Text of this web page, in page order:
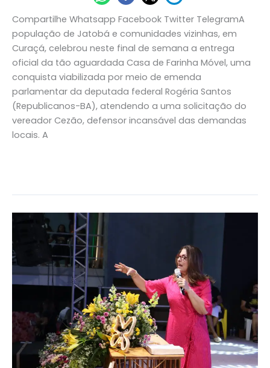
Compartilhe Whatsapp Facebook Twitter TelegramA
população de Jatobá e comunidades vizinhas, em
Curaçá, celebrou neste final de semana a entrega
oficial da tão aguardada Casa de Farinha Móvel, uma
conquista viabilizada por meio de emenda
parlamentar da deputada federal Rogéria Santos
(Republicanos-BA), atendendo a uma solicitação do
vereador Cezão, defensor incansável das demandas
locais. A
Rogéria
leva
palavra
de
‘Encontro
de
Pérolas’